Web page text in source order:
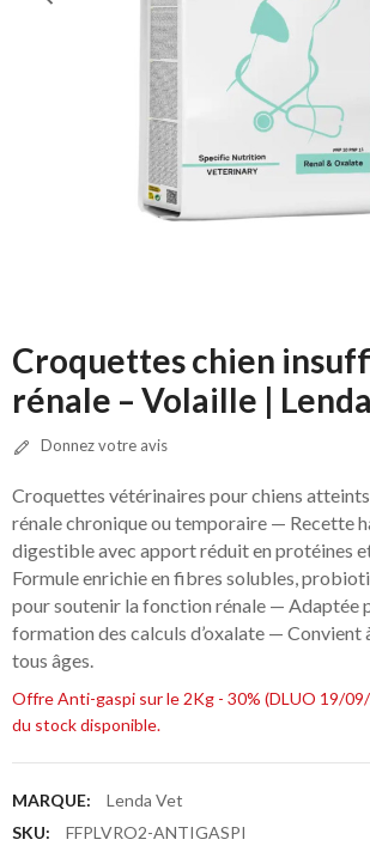
Croquettes chien
rénale – Volaille |
Donnez votre avis
Croquettes vétérinaires pour chiens
rénale chronique ou temporaire — Recette
digestible avec apport réduit en protéines
Formule enrichie en fibres solubles,
pour soutenir la fonction rénale — Adaptée
formation des calculs d’oxalate — Convient
tous âges.
Offre Anti-gaspi sur le 2Kg - 30% (DLUO 19/
du stock disponible.
MARQUE:
Lenda Vet
SKU:
FFPLVRO2-ANTIGASPI